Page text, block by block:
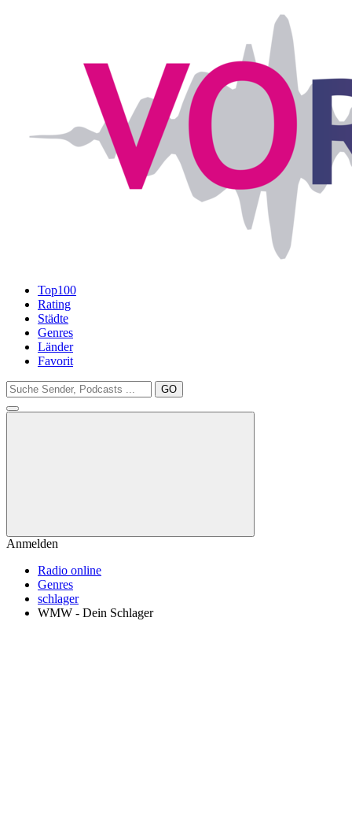
Top100
Rating
Städte
Genres
Länder
Favorit
GO
Anmelden
Radio online
Genres
schlager
WMW - Dein Schlager